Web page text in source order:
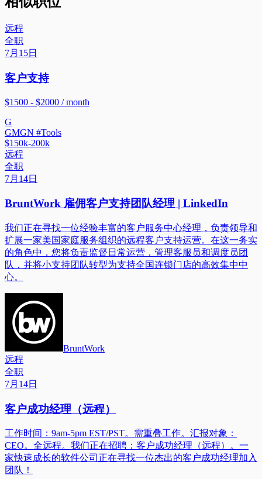
远程
全职
7月15日
客户支持
$1500 - $2000 / month
G
GMGN #Tools
$150k-200k
远程
全职
7月14日
BruntWork 雇佣客户支持团队经理 | LinkedIn
我们正在寻找一位经验丰富的客户服务中心经理，负责领导和
扩展一家美国家庭服务组织的远程客户支持运营。在这一务实
的角色中，您将负责监督日常运营，管理客服员和调度员团
队，并将小支持团队转型为支持全国连锁门店的高效集中中
心。
BruntWork
远程
全职
7月14日
客户成功经理（远程）
工作时间：9am-5pm EST/PST。需重叠工作。汇报对象：
CEO。全远程。我们正在招聘：客户成功经理（远程）。一
家快速成长的软件公司正在寻找一位杰出的客户成功经理加入
团队！